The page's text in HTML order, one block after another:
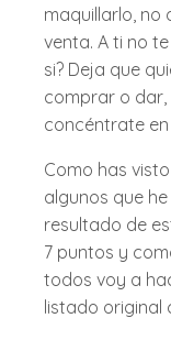
maquillarlo, no
venta. A ti no
si? Deja que
comprar o dar,
concéntrate
Como has
algunos que
resultado de
7 puntos y
todos voy a
listado original